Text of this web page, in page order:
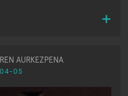
AURKEZPENA
05